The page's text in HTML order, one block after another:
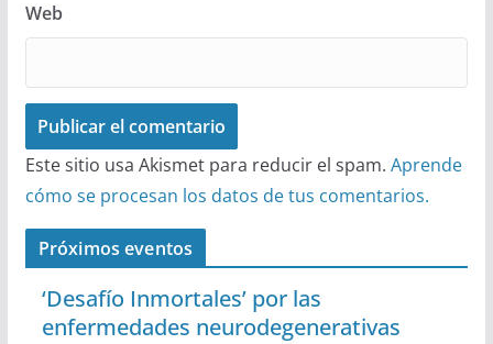
Web
Este sitio usa Akismet para reducir el spam. Aprende
cómo se procesan los datos de tus comentarios.
Próximos eventos
‘Desafío Inmortales’ por las
enfermedades neurodegenerativas